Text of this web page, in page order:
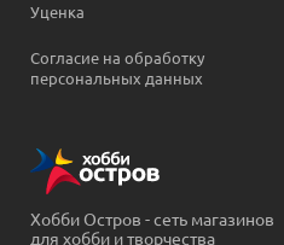
Уценка
Согласие на обработку
персональных данных
Хобби Остров - сеть магазинов
для хобби и творчества